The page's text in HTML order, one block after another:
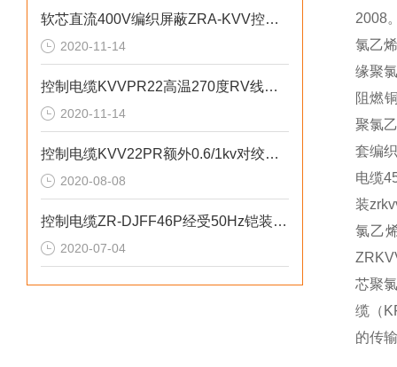
软芯直流400V编织屏蔽ZRA-KVV控制电缆
2020-11-14
控制电缆KVVPR22高温270度RV线绞合
2020-11-14
控制电缆KVV22PR额外0.6/1kv对绞对屏
2020-08-08
控制电缆ZR-DJFF46P经受50Hz铠装导体
2020-07-04
2008
氯乙
缘聚
阻燃
聚氯
套编
电缆
装
氯乙
芯聚
缆（
的传